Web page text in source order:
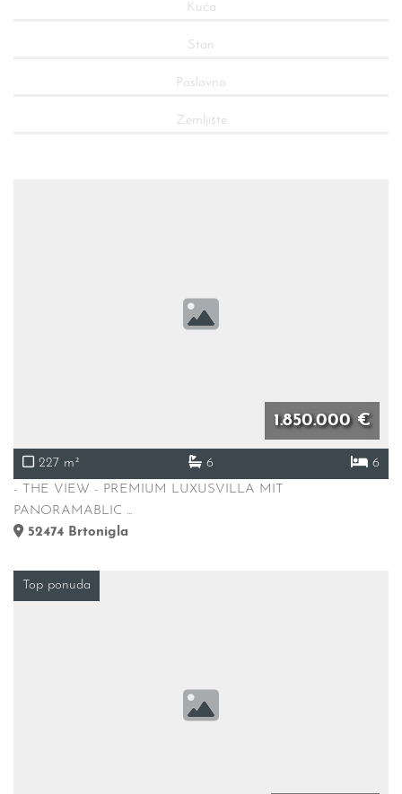
Kuća
Stan
Poslovno
Zemljište
1.850.000 €
227 m² 6
6
- THE VIEW - PREMIUM LUXUSVILLA MIT
PANORAMABLIC ...
52474 Brtonigla
Top ponuda